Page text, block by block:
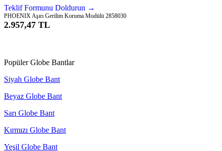
Teklif Formunu Doldurun →
PHOENIX Aşırı Gerilim Koruma Modülü 2858030
2.957,47 TL
Popüler Globe Bantlar
Siyah Globe Bant
Beyaz Globe Bant
Sarı Globe Bant
Kırmızı Globe Bant
Yeşil Globe Bant